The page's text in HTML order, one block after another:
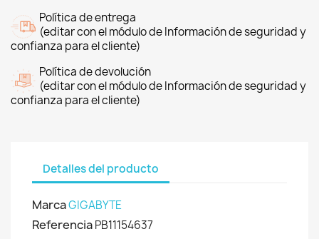
Política de entrega
(editar con el módulo de Información de seguridad y
confianza para el cliente)
Política de devolución
(editar con el módulo de Información de seguridad y
confianza para el cliente)
Detalles del producto
MarcaGIGABYTE
ReferenciaPB11154637